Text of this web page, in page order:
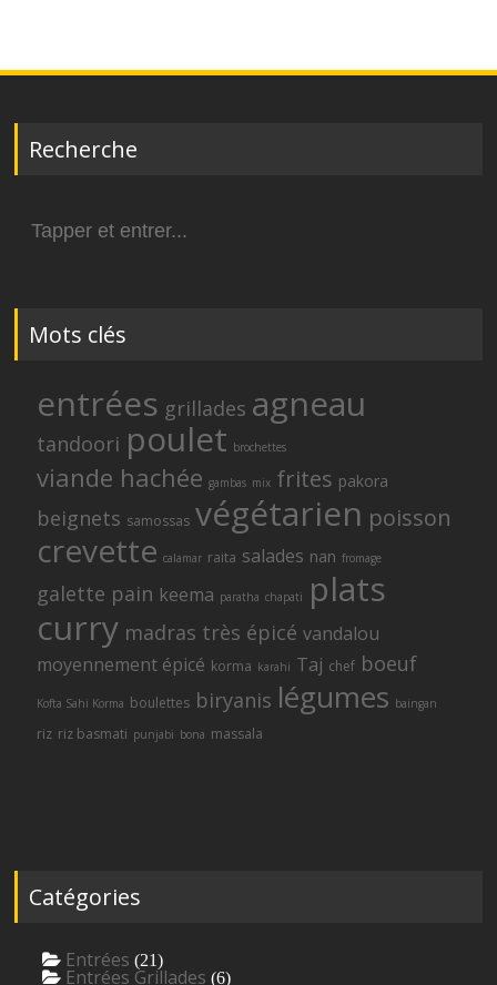
Recherche
for:
Mots clés
entrées grillades agneau
tandoori poulet brochettes
viande hachée gambas mix frites pakora
beignets samossas végétarien poisson
crevette calamar raita salades nan fromage
galette pain keema paratha chapati
plats
curry madras très épicé vandalou
moyennement épicé korma karahi Taj chef boeuf
Kofta Sahi Korma boulettes biryanis légumes baingan
riz riz basmati punjabi bona massala
Catégories
Entrées (21)
Entrées Grillades (6)